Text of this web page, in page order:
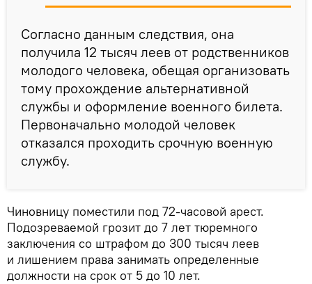
Согласно данным следствия, она
получила 12 тысяч леев от родственников
молодого человека, обещая организовать
тому прохождение альтернативной
службы и оформление военного билета.
Первоначально молодой человек
отказался проходить срочную военную
службу.
Чиновницу поместили под 72-часовой арест.
Подозреваемой грозит до 7 лет тюремного
заключения со штрафом до 300 тысяч леев
и лишением права занимать определенные
должности на срок от 5 до 10 лет.